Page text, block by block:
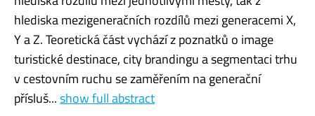
hlediska mezigeneračních rozdílů mezi generacemi X,
Y a Z. Teoretická část vychází z poznatků o image
turistické destinace, city brandingu a segmentaci trhu
v cestovním ruchu se zaměřením na generační
přísluš...show full abstract